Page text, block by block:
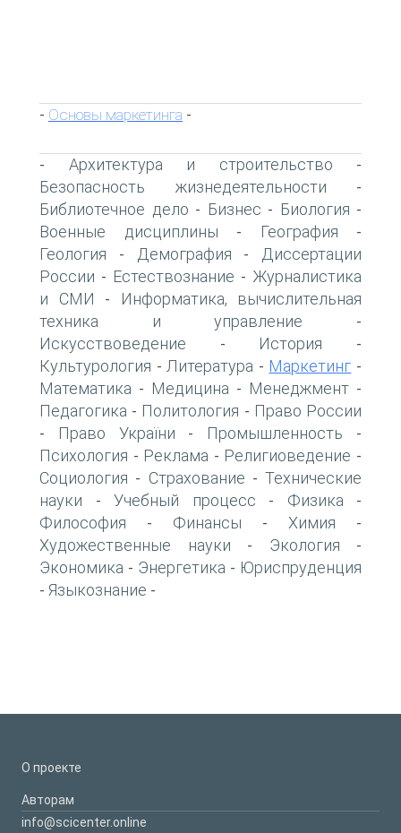
- Основы маркетинга -
- Архитектура и строительство -
Безопасность жизнедеятельности -
Библиотечное дело - Бизнес - Биология -
Военные дисциплины - География -
Геология - Демография -
Диссертации
России - Естествознание - Журналистика
и СМИ -
Информатика, вычислительная
техника и управление -
Искусствоведение - История -
Культурология - Литература - Маркетинг -
Математика - Медицина - Менеджмент -
Педагогика - Политология - Право России
- Право України - Промышленность -
Психология - Реклама - Религиоведение -
Социология - Страхование - Технические
науки - Учебный процесс - Физика -
Философия - Финансы - Химия -
Художественные науки - Экология -
Экономика - Энергетика - Юриспруденция
- Языкознание -
О проекте
Авторам
info@scicenter.online